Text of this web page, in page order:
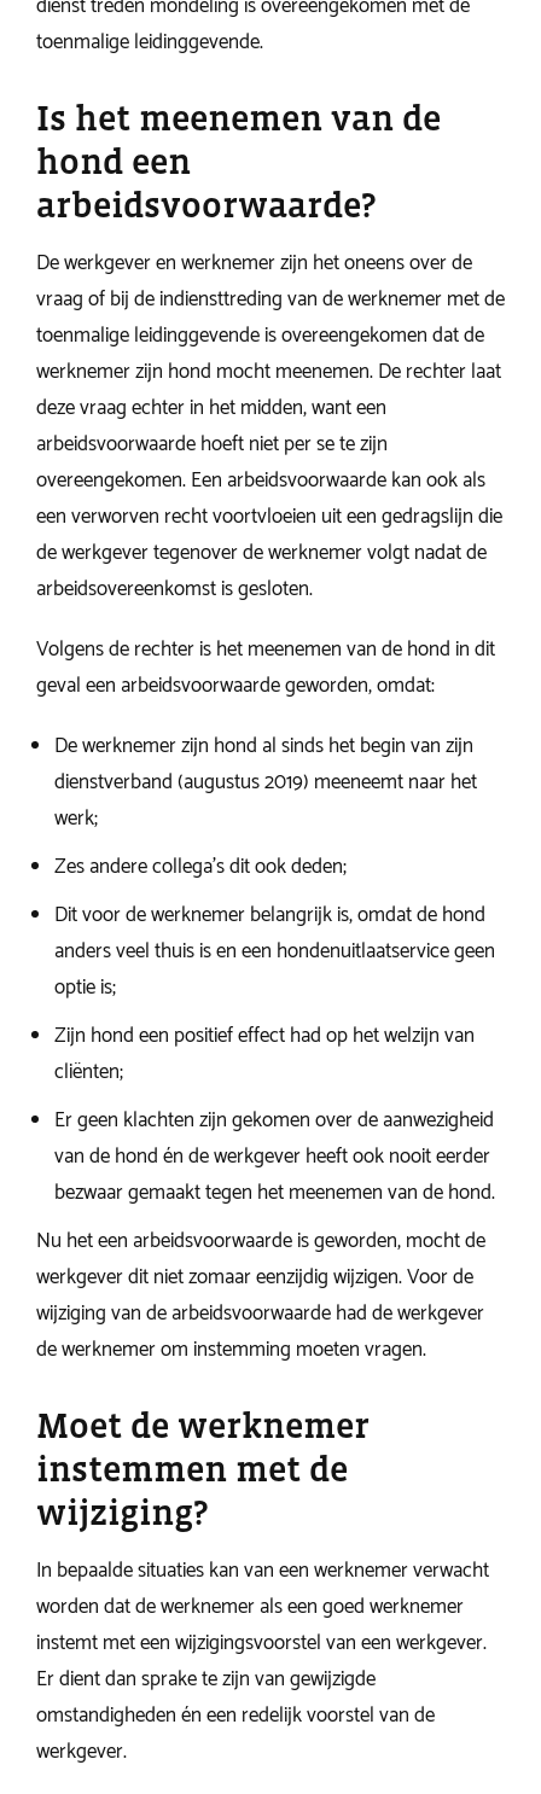
toenmalige leidinggevende.
Is het meenemen van de
hond een
arbeidsvoorwaarde?
De werkgever en werknemer zijn het oneens over de
vraag of bij de indiensttreding van de werknemer met de
toenmalige leidinggevende is overeengekomen dat de
werknemer zijn hond mocht meenemen. De rechter laat
deze vraag echter in het midden, want een
arbeidsvoorwaarde hoeft niet per se te zijn
overeengekomen. Een arbeidsvoorwaarde kan ook als
een verworven recht voortvloeien uit een gedragslijn die
de werkgever tegenover de werknemer volgt nadat de
arbeidsovereenkomst is gesloten.
Volgens de rechter is het meenemen van de hond in dit
geval een arbeidsvoorwaarde geworden, omdat:
De werknemer zijn hond al sinds het begin van zijn
dienstverband (augustus 2019) meeneemt naar het
werk;
Zes andere collega’s dit ook deden;
Dit voor de werknemer belangrijk is, omdat de hond
anders veel thuis is en een hondenuitlaatservice geen
optie is;
Zijn hond een positief effect had op het welzijn van
cliënten;
Er geen klachten zijn gekomen over de aanwezigheid
van de hond én de werkgever heeft ook nooit eerder
bezwaar gemaakt tegen het meenemen van de hond.
Nu het een arbeidsvoorwaarde is geworden, mocht de
werkgever dit niet zomaar eenzijdig wijzigen. Voor de
wijziging van de arbeidsvoorwaarde had de werkgever
de werknemer om instemming moeten vragen.
Moet de werknemer
instemmen met de
wijziging?
In bepaalde situaties kan van een werknemer verwacht
worden dat de werknemer als een goed werknemer
instemt met een wijzigingsvoorstel van een werkgever.
Er dient dan sprake te zijn van gewijzigde
omstandigheden én een redelijk voorstel van de
werkgever.